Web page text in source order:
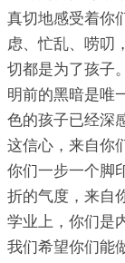
真切地感受着你
虑、忙乱、唠叨
切都是为了孩子
明前的黑暗是唯
色的孩子已经深
这信心，来自你
你们一步一个脚
折的气度，来自
学业上，你们是
我们希望你们能